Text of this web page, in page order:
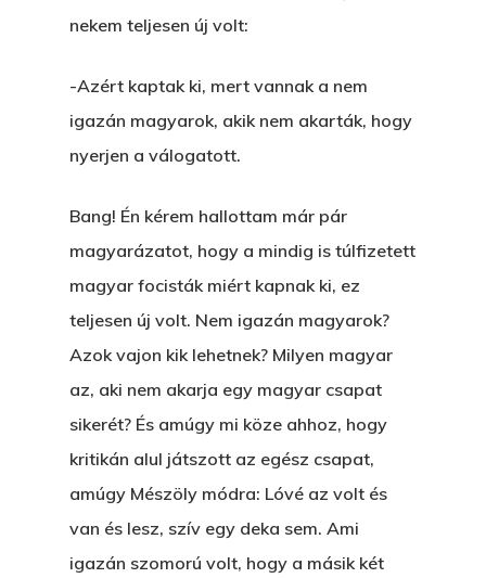
nekem teljesen új volt:
-Azért kaptak ki, mert vannak a nem
igazán magyarok, akik nem akarták, hogy
nyerjen a válogatott.
Bang! Én kérem hallottam már pár
magyarázatot, hogy a mindig is túlfizetett
magyar focisták miért kapnak ki, ez
teljesen új volt. Nem igazán magyarok?
Azok vajon kik lehetnek? Milyen magyar
az, aki nem akarja egy magyar csapat
sikerét? És amúgy mi köze ahhoz, hogy
kritikán alul játszott az egész csapat,
amúgy Mészöly módra: Lóvé az volt és
van és lesz, szív egy deka sem. Ami
igazán szomorú volt, hogy a másik két
Egy Nyár
Ajándék – Karácsonyi
EGY LAKTANYÁT,
A PESTIA
Akkor És Ott
KI-BEJÁRAT
És Akkor A Balta
A Pitli
Pofád, Az Van!
Egy Be-Fektetést,
Kapcsolat
Hírek
About Salient
The Castle
Unit 345
2500 Castle Dr